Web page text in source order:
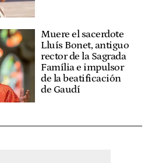
Muere el sacerdote
Lluís Bonet, antiguo
rector de la Sagrada
Família e impulsor
de la beatificación
de Gaudí